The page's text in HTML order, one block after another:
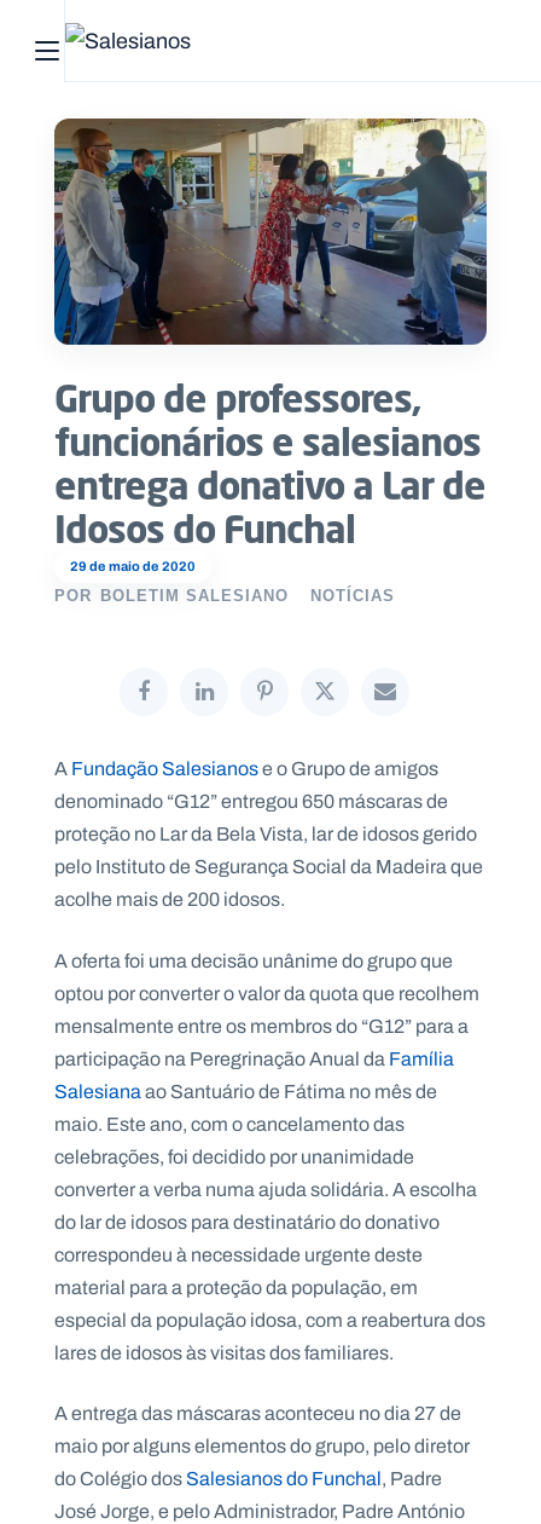
Abrir menu principal
29 de maio de 2020
Grupo de professores,
funcionários e salesianos
entrega donativo a Lar de
Idosos do Funchal
POR BOLETIM SALESIANO NOTÍCIAS
AFundação Salesianose o Grupo de amigos
denominado “G12” entregou 650 máscaras de
proteção no Lar da Bela Vista, lar de idosos gerido
pelo Instituto de Segurança Social da Madeira que
acolhe mais de 200 idosos.
A oferta foi uma decisão unânime do grupo que
optou por converter o valor da quota que recolhem
mensalmente entre os membros do “G12” para a
participação na Peregrinação Anual daFamília
Salesianaao Santuário de Fátima no mês de
maio. Este ano, com o cancelamento das
celebrações, foi decidido por unanimidade
converter a verba numa ajuda solidária. A escolha
do lar de idosos para destinatário do donativo
correspondeu à necessidade urgente deste
material para a proteção da população, em
especial da população idosa, com a reabertura dos
lares de idosos às visitas dos familiares.
A entrega das máscaras aconteceu no dia 27 de
maio por alguns elementos do grupo, pelo diretor
do Colégio dosSalesianos do Funchal, Padre
José Jorge, e pelo Administrador, Padre António
Pesquisar no site
Início
Quem
somos
O
que
fazemos
Recursos
Notícias
A
I
N
A
L
S
a
s
i
a
n
o
s
.
p
t
A
e
n
d
a
C
n
t
a
c
o
N
w
s
l
e